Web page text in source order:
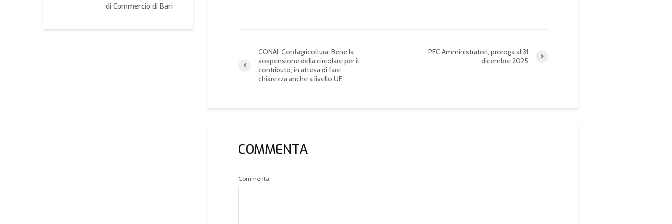
CONAI, Confagricoltura: Bene la
sospensione della circolare per il
contributo, in attesa di fare
chiarezza anche a livello UE
PEC Amministratori, proroga al 31
dicembre 2025
COMMENTA
Commenta
di Commercio di Bari